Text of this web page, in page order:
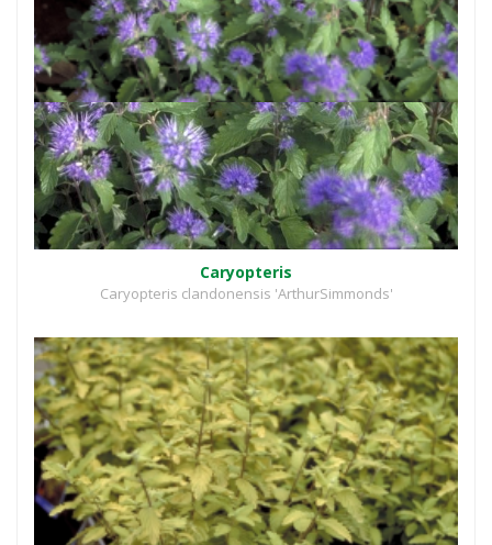
Caryopteris
Caryopteris clandonensis 'ArthurSimmonds'